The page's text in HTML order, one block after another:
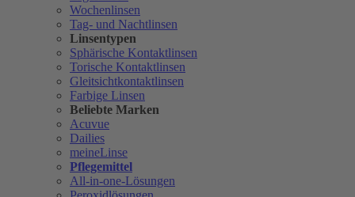
Wochenlinsen
Tag- und Nachtlinsen
Linsentypen
Sphärische Kontaktlinsen
Torische Kontaktlinsen
Gleitsichtkontaktlinsen
Farbige Linsen
Beliebte Marken
Acuvue
Dailies
meineLinse
Pflegemittel
All-in-one-Lösungen